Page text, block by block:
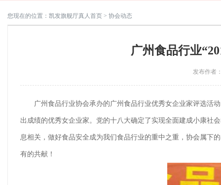
重要活动
您现在的位置： 凯发旗舰厅真人首页 > 协会动态
广州食品行业
发布作者
广州食品行业协会承办的广州食品行业优秀女企业家评选活
出成绩的优秀女企业家。党的十八大确定了实现全面建成小康社
息相关，做好食品安全成为我们食品行业的重中之重，协会属下
有的共献！